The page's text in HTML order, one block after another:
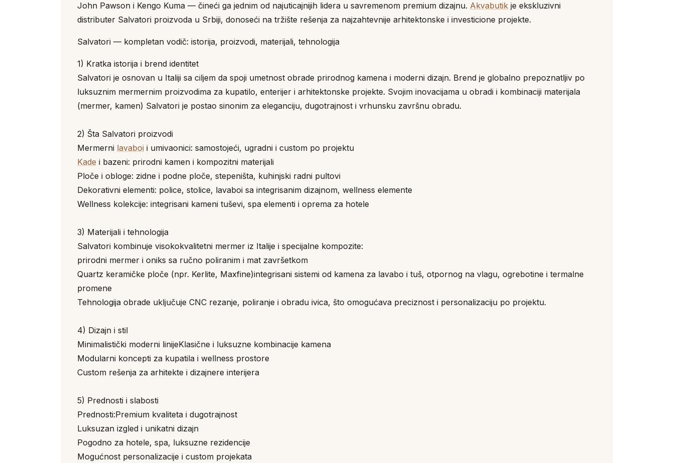
John Pawson i Kengo Kuma — čineći ga jednim od najuticajnijih lidera u savremenom premium dizajnu. Akvabutik je ekskluzivni
distributer Salvatori proizvoda u Srbiji, donoseći na tržište rešenja za najzahtevnije arhitektonske i investicione projekte.
Salvatori — kompletan vodič: istorija, proizvodi, materijali, tehnologija
1) Kratka istorija i brend identitet
Salvatori je osnovan u Italiji sa ciljem da spoji umetnost obrade prirodnog kamena i moderni dizajn. Brend je globalno prepoznatljiv po
luksuznim mermernim proizvodima za kupatilo, enterijer i arhitektonske projekte. Svojim inovacijama u obradi i kombinaciji materijala
(mermer, kamen) Salvatori je postao sinonim za eleganciju, dugotrajnost i vrhunsku završnu obradu.
2) Šta Salvatori proizvodi
Mermerni lavaboi i umivaonici: samostojeći, ugradni i custom po projektu
Kade i bazeni: prirodni kamen i kompozitni materijali
Ploče i obloge: zidne i podne ploče, stepeništa, kuhinjski radni pultovi
Dekorativni elementi: police, stolice, lavaboi sa integrisanim dizajnom, wellness elemente
Wellness kolekcije: integrisani kameni tuševi, spa elementi i oprema za hotele
3) Materijali i tehnologija
Salvatori kombinuje visokokvalitetni mermer iz Italije i specijalne kompozite:
prirodni mermer i oniks sa ručno poliranim i mat završetkom
Quartz keramičke ploče (npr. Kerlite, Maxfine)integrisani sistemi od kamena za lavabo i tuš, otpornog na vlagu, ogrebotine i termalne
promene
Tehnologija obrade uključuje CNC rezanje, poliranje i obradu ivica, što omogućava preciznost i personalizaciju po projektu.
4) Dizajn i stil
Minimalistički moderni linijeKlasične i luksuzne kombinacije kamena
Modularni koncepti za kupatila i wellness prostore
Custom rešenja za arhitekte i dizajnere interijera
5) Prednosti i slabosti
Prednosti:Premium kvaliteta i dugotrajnost
Luksuzan izgled i unikatni dizajn
Pogodno za hotele, spa, luksuzne rezidencije
Mogućnost personalizacije i custom projekata